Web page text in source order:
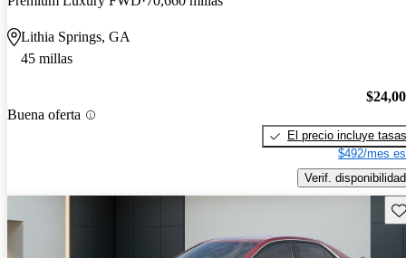
Lithia Springs, GA
45 millas
Buena oferta
El precio incluye tasas
$492/mes
Verif. disponibilidad